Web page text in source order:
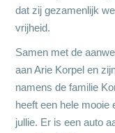
dat zij gezamenlijk
vrijheid.
Samen met de
aan Arie Korpel en
namens de familie
heeft een hele mooie
jullie. Er is een auto